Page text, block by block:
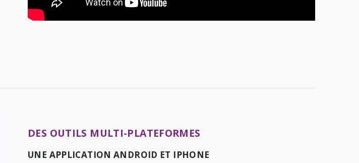
DES OUTILS MULTI-PLATEFORMES
UNE APPLICATION ANDROID ET IPHONE